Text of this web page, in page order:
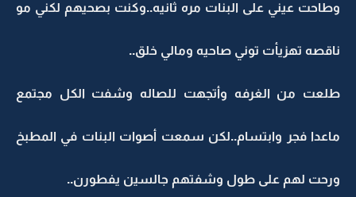
وطاحت عيني على البنات مره ثانيه..وكنت بصحيهم لكني مو
ناقصه تهزيأت توني صاحيه ومالي خلق..
طلعت من الغرفه وأتجهت للصاله وشفت الكل مجتمع
ماعدا فجر وابتسام..لكن سمعت أصوات البنات في المطبخ
ورحت لهم على طول وشفتهم جالسين يفطورن..